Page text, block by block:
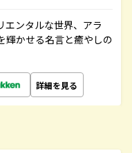
エンタルな世界、アラ
輝かせる名言と癒やしの
詳細を見る